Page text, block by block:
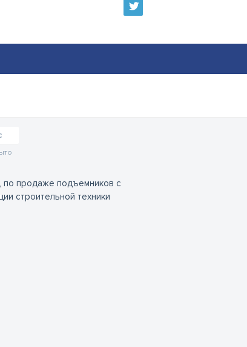
по продаже подъемников с
строительной техники